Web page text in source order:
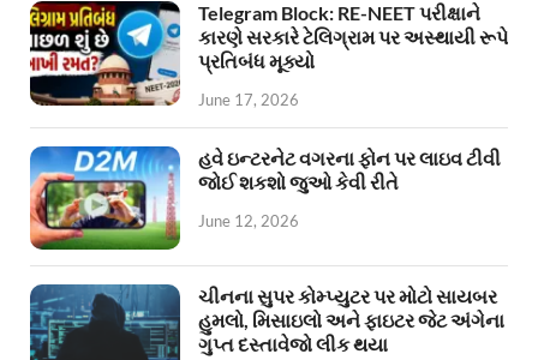
Telegram Block: RE-NEET પરીક્ષાને
કારણે સરકારે ટેલિગ્રામ પર અસ્થાયી રૂપે
પ્રતિબંધ મૂક્યો
June 17, 2026
હવે ઇન્ટરનેટ વગરના ફોન પર લાઇવ ટીવી
જોઈ શકશો જુઓ કેવી રીતે
June 12, 2026
ચીનના સુપર કોમ્પ્યુટર પર મોટો સાયબર
હુમલો, મિસાઇલો અને ફાઇટર જેટ અંગેના
ગુપ્ત દસ્તાવેજો લીક થયા